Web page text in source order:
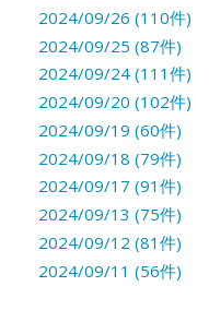
2024/09/26 (110件)
2024/09/25 (87件)
2024/09/24 (111件)
2024/09/20 (102件)
2024/09/19 (60件)
2024/09/18 (79件)
2024/09/17 (91件)
2024/09/13 (75件)
2024/09/12 (81件)
2024/09/11 (56件)